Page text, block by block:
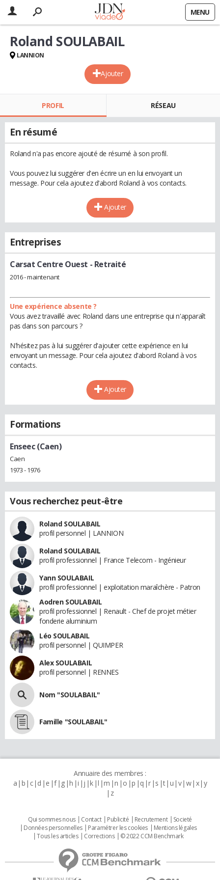
MENU
Ajouter
Roland SOULABAIL
LANNION
PROFIL RÉSEAU
En résumé
Roland n'a pas encore ajouté de résumé à son profil.
Vous pouvez lui suggérer d'en écrire un en lui envoyant un
message. Pour cela ajoutez d'abord Roland à vos contacts.
Ajouter
Entreprises
Carsat Centre Ouest - Retraité
2016 - maintenant
Une expérience absente ?
Vous avez travaillé avec Roland dans une entreprise qui n'apparaît
pas dans son parcours ?
N'hésitez pas à lui suggérer d'ajouter cette expérience en lui
envoyant un message. Pour cela ajoutez d'abord Roland à vos
contacts.
Ajouter
Formations
Enseec (Caen)
Caen
1973 - 1976
Vous recherchez peut-être
Roland SOULABAIL
profil personnel | LANNION
Roland SOULABAIL
profil professionnel | France Telecom - Ingénieur
Yann SOULABAIL
profil professionnel | exploitation maraîchère - Patron
Aodren SOULABAIL
profil professionnel | Renault - Chef de projet métier
fonderie aluminium
Léo SOULABAIL
profil personnel | QUIMPER
Alex SOULABAIL
profil personnel | RENNES
Nom "SOULABAIL"
Famille "SOULABAIL"
Annuaire des membres :
a b c d e f g h i j k l m n o p q r s t u v w x y
z
Qui sommes nous Contact Publicité Recrutement
Societé
Données personnelles
Paramétrer les cookies
Mentions légales
Tous les articles
Corrections © 2022 CCM Benchmark